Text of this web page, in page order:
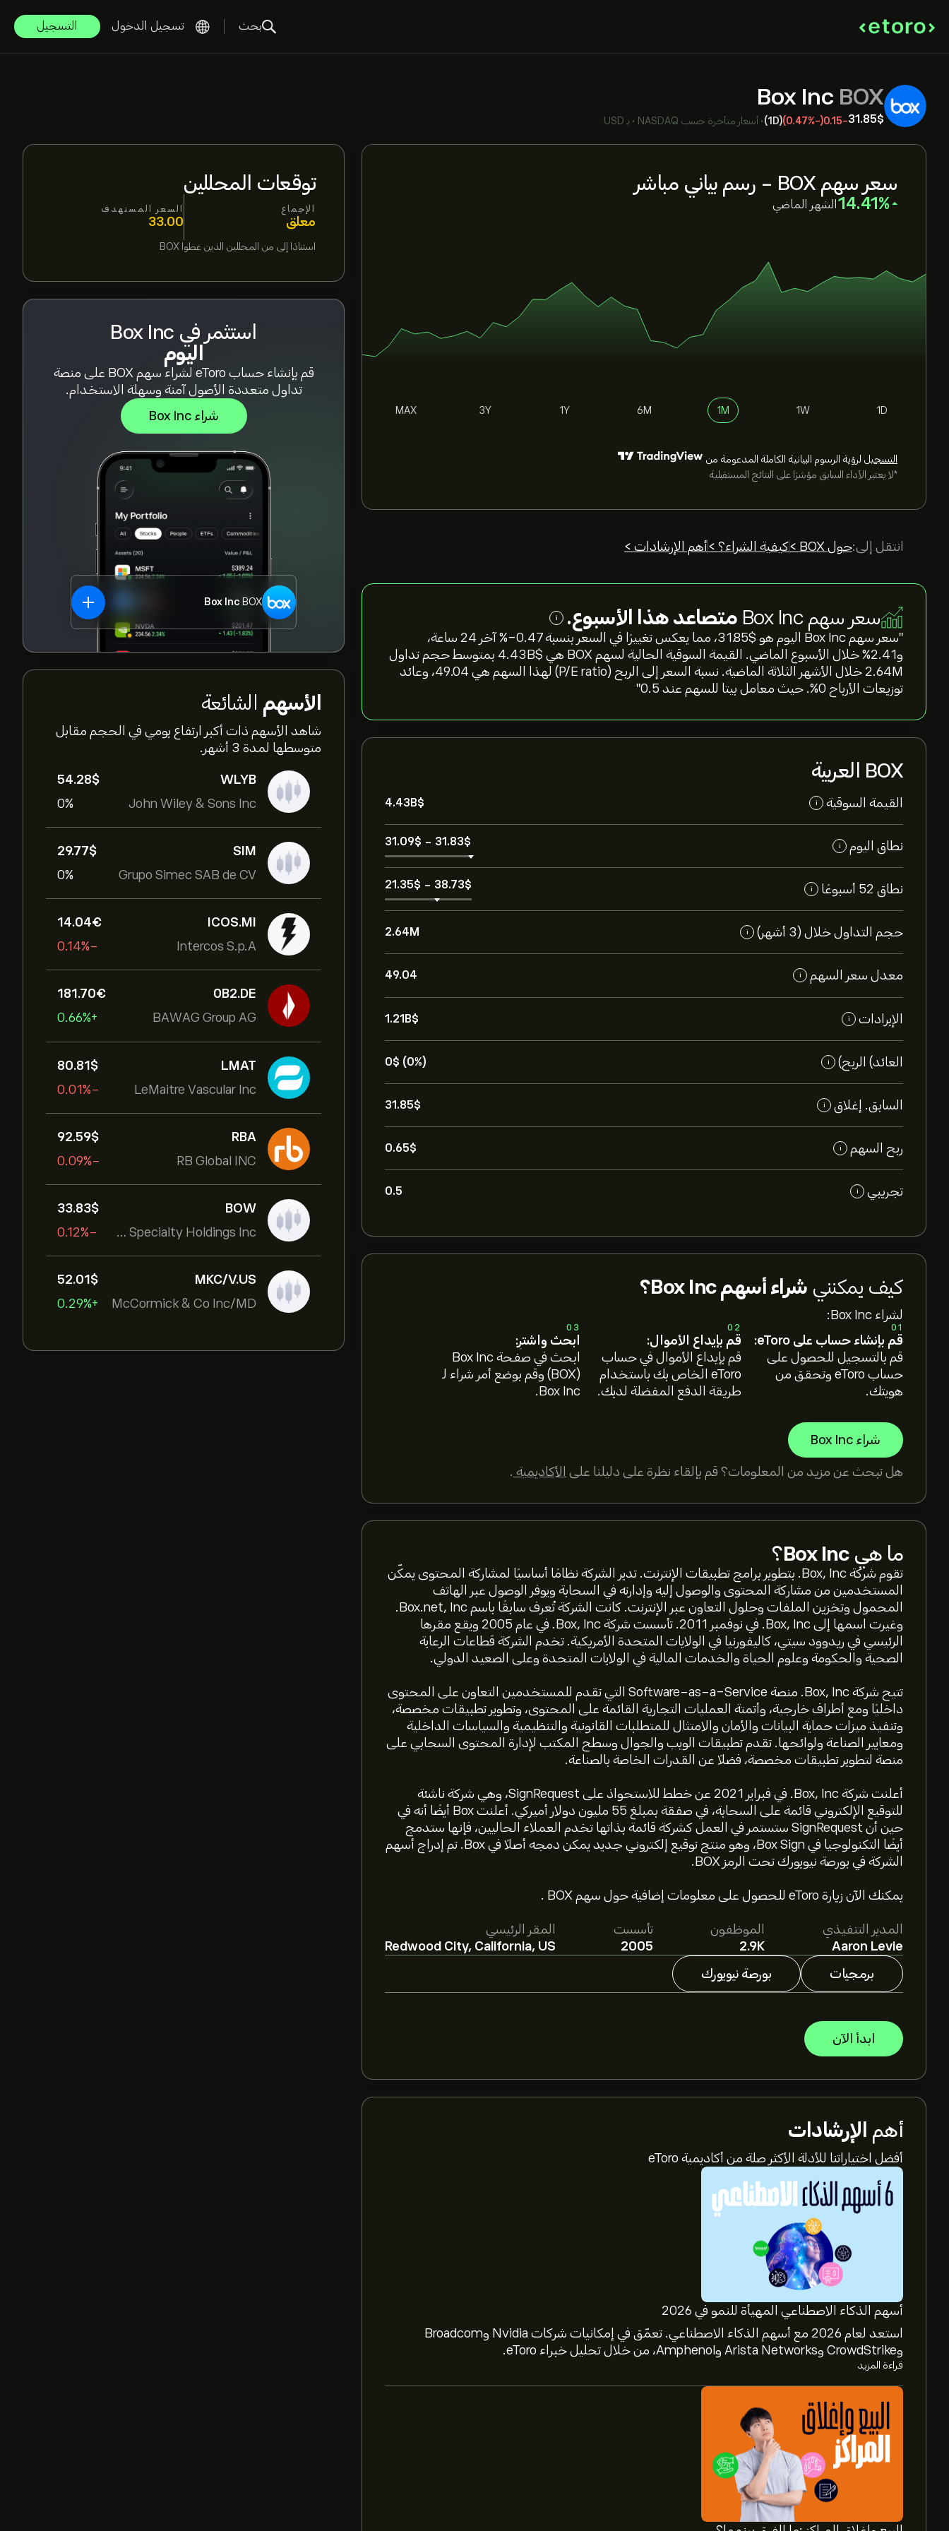
بحث تسجيل الدخول التسجيل
Box Inc BOX
31.85‎$‎
-0.15
(-0.47%)
(1D)
• أسعار متأخرة حسب NASDAQ
• بـ USD
توقعات المحللين
الإجماع
معلق
السعر المستهدف
33.00
استنادًا إلى من المحللين الذين غطوا BOX
استثمر في Box Inc
اليوم
قم بإنشاء حساب eToro لشراء سهم BOX على منصة
تداول متعددة الأصول آمنة وسهلة الاستخدام.
شراء Box Inc
Box Inc BOX
الأسهم الشائعة
شاهد الأسهم ذات أكبر ارتفاع يومي في الحجم مقابل
متوسطها لمدة 3 أشهر.
WLYB
John Wiley & Sons Inc
54.28‎$‎
0%
SIM
Grupo Simec SAB de CV
29.77‎$‎
0%
ICOS.MI
Intercos S.p.A
14.04‎€‎
-0.14%
0B2.DE
BAWAG Group AG
181.70‎€‎
+0.66%
LMAT
LeMaitre Vascular Inc
80.81‎$‎
-0.01%
RBA
RB Global INC
92.59‎$‎
-0.09%
BOW
Bowhead Specialty Holdings Inc
33.83‎$‎
-0.12%
MKC/V.US
McCormick & Co Inc/MD
52.01‎$‎
+0.29%
سعر سهم BOX - رسم بياني مباشر
‎14.41‎ الشهر الماضي
1D
1W
1M
6M
1Y
3Y
MAX
التسجيل لرؤية الرسوم البيانية الكاملة المدعومة من
*لا يعتبر الأداء السابق مؤشرًا على النتائج المستقبلية
انتقل إلى:حول BOX > كيفية الشراء؟ >أهم الإرشادات >
سعر سهم Box Inc متصاعد هذا الأسبوع. i
"سعر سهم Box Inc اليوم هو 31.85‎$‎، مما يعكس تغييرًا في السعر بنسبة ‎-0.47‎% آخر 24 ساعة،
و‎2.41‎% خلال الأسبوع الماضي. القيمة السوقية الحالية لسهم BOX هي 4.43B‎$‎ بمتوسط حجم تداول
2.64M خلال الأشهر الثلاثة الماضية. نسبة السعر إلى الربح (P/E ratio) لهذا السهم هي 49.04، وعائد
توزيعات الأرباح 0%. حيث معامل بيتا للسهم عند 0.5"
BOX العربية
القيمة السوقية i
4.43B‎$‎
نطاق اليوم i
31.09‎$‎ - 31.83‎$‎
نطاق 52 أسبوعًا i
21.35‎$‎ - 38.73‎$‎
حجم التداول خلال (3 أشهر) i
2.64M
معدل سعر السهم i
49.04
الإيرادات i
1.21B‎$‎
العائد) الربح) i
0‎$‎ (0%)
السابق. إغلاق i
31.85‎$‎
ربح السهم i
0.65‎$‎
تجريبي i
0.5
كيف يمكنني شراء أسهم Box Inc؟
لشراء Box Inc:
01
قم بإنشاء حساب على eToro:
قم بالتسجيل للحصول على
حساب eToro وتحقق من
هويتك.
02
قم بإيداع الأموال:
قم بإيداع الأموال في حساب
eToro الخاص بك باستخدام
طريقة الدفع المفضلة لديك.
03
ابحث واشترِ:
ابحث في صفحة Box Inc
(BOX) وقم بوضع أمر شراء لـ
Box Inc.
شراء Box Inc
هل تبحث عن مزيد من المعلومات؟ قم بإلقاء نظرة على دليلنا على الأكاديمية .
ما هيBox Inc؟
تقوم شركة Box, Inc. بتطوير برامج تطبيقات الإنترنت. تدير الشركة نظامًا أساسيًا لمشاركة المحتوى يمكّن
المستخدمين من مشاركة المحتوى والوصول إليه وإدارته في السحابة ويوفر الوصول عبر الهاتف
المحمول وتخزين الملفات وحلول التعاون عبر الإنترنت. كانت الشركة تُعرف سابقًا باسم Box.net, Inc.
وغيرت اسمها إلى Box, Inc. في نوفمبر 2011. تأسست شركة Box, Inc. في عام 2005 ويقع مقرها
الرئيسي في ريدوود سيتي، كاليفورنيا في الولايات المتحدة الأمريكية. تخدم الشركة قطاعات الرعاية
الصحية والحكومة وعلوم الحياة والخدمات المالية في الولايات المتحدة وعلى الصعيد الدولي.
تتيح شركة Box, Inc. منصة Software-as-a-Service التي تقدم للمستخدمين التعاون على المحتوى
داخليًا ومع أطراف خارجية، وأتمتة العمليات التجارية القائمة على المحتوى، وتطوير تطبيقات مخصصة،
وتنفيذ ميزات حماية البيانات والأمان والامتثال للمتطلبات القانونية والتنظيمية والسياسات الداخلية
ومعايير الصناعة ولوائحها. تقدم تطبيقات الويب والجوال وسطح المكتب لإدارة المحتوى السحابي على
منصة لتطوير تطبيقات مخصصة، فضلاً عن القدرات الخاصة بالصناعة.
أعلنت شركة Box, Inc. في فبراير 2021 عن خطط للاستحواذ على SignRequest، وهي شركة ناشئة
للتوقيع الإلكتروني قائمة على السحابة، في صفقة بمبلغ 55 مليون دولار أميركي. أعلنت Box أيضًا أنه في
حين أن SignRequest ستستمر في العمل كشركة قائمة بذاتها تخدم العملاء الحاليين، فإنها ستدمج
أيضًا التكنولوجيا في Box Sign، وهو منتج توقيع إلكتروني جديد يمكن دمجه أصلاً في Box. تم إدراج أسهم
الشركة في بورصة نيويورك تحت الرمز BOX.
يمكنك الآن زيارة eToro للحصول على معلومات إضافية حول سهم BOX .
المدير التنفيذي
Aaron Levie
الموظفون
2.9K
تأسست
2005
المقر الرئيسي
Redwood City, California, US
برمجيات
بورصة نيويورك
ابدأ الآن
أهم الإرشادات
أفضل اختياراتنا للأدلة الأكثر صلة من أكاديمية eToro
أسهم الذكاء الاصطناعي المهيأة للنمو في 2026
استعد لعام 2026 مع أسهم الذكاء الاصطناعي. تعمّق في إمكانيات شركات Nvidia وBroadcom
وCrowdStrike وArista Networks وAmphenol، من خلال تحليل خبراء eToro.
قراءة المزيد